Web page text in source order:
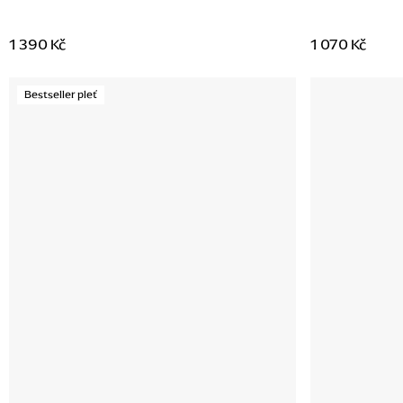
1 390 Kč 1 070 Kč
Bestseller pleť